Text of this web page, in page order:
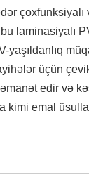
laminasiyalı
yaşıldanlıq
üçün
edir və
kimi emal